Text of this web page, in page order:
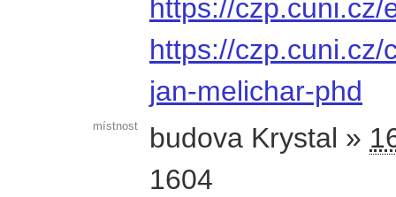
https://
https://
jan-melichar-phd
místnost budova Krystal »
1604